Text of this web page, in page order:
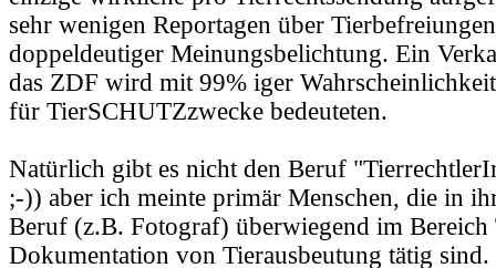
sehr wenigen Reportagen über
doppeldeutiger Meinungsbelichtung. Ein
das ZDF wird mit 99% iger
für TierSCHUTZzwecke bedeuteten.
Natürlich gibt es nicht den Beruf
;-)) aber ich meinte primär Menschen, die in
Beruf (z.B. Fotograf) überwiegend im Bereich
Dokumentation von Tierausbeutung tätig sind.